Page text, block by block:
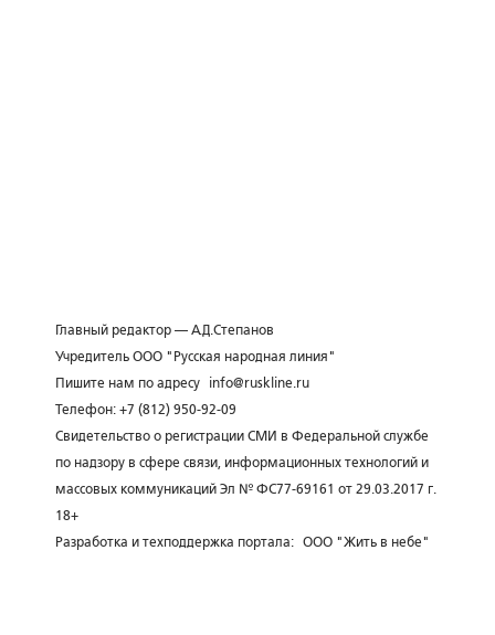
Главный редактор — А.Д.Степанов
Учредитель ООО "Русская народная линия"
Пишите нам по адресу
info@ruskline.ru
Телефон: +7 (812) 950-92-09
Свидетельство о регистрации СМИ в Федеральной службе
по надзору в сфере связи, информационных технологий и
массовых коммуникаций Эл № ФС77-69161 от 29.03.2017 г.
18+
Разработка и техподдержка портала: ООО "Жить в небе"